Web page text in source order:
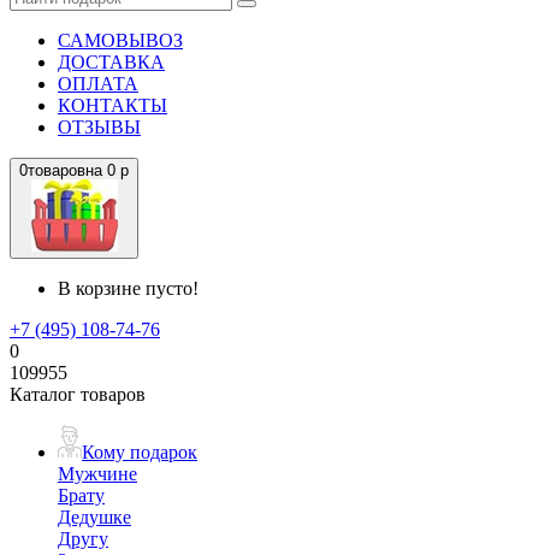
САМОВЫВОЗ
ДОСТАВКА
ОПЛАТА
КОНТАКТЫ
ОТЗЫВЫ
0товаровна 0 р
В корзине пусто!
+7 (495) 108-74-76
0
109955
Каталог товаров
Кому подарок
Мужчине
Брату
Дедушке
Другу